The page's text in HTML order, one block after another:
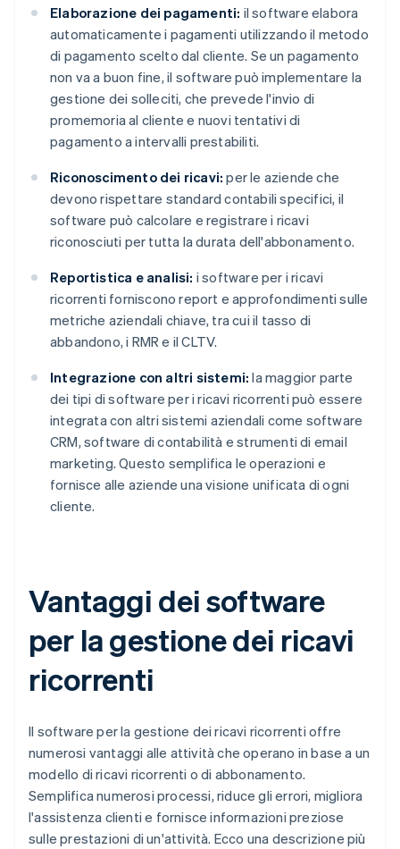
Elaborazione dei pagamenti: il software elabora
automaticamente i pagamenti utilizzando il metodo
di pagamento scelto dal cliente. Se un pagamento
non va a buon fine, il software può implementare la
gestione dei solleciti, che prevede l'invio di
promemoria al cliente e nuovi tentativi di
pagamento a intervalli prestabiliti.
Riconoscimento dei ricavi: per le aziende che
devono rispettare standard contabili specifici, il
software può calcolare e registrare i ricavi
riconosciuti per tutta la durata dell'abbonamento.
Reportistica e analisi: i software per i ricavi
ricorrenti forniscono report e approfondimenti sulle
metriche aziendali chiave, tra cui il tasso di
abbandono, i RMR e il CLTV.
Integrazione con altri sistemi: la maggior parte
dei tipi di software per i ricavi ricorrenti può essere
integrata con altri sistemi aziendali come software
CRM, software di contabilità e strumenti di email
marketing. Questo semplifica le operazioni e
fornisce alle aziende una visione unificata di ogni
cliente.
Vantaggi dei software
per la gestione dei ricavi
ricorrenti
Il software per la gestione dei ricavi ricorrenti offre
numerosi vantaggi alle attività che operano in base a un
modello di ricavi ricorrenti o di abbonamento.
Semplifica numerosi processi, riduce gli errori, migliora
l'assistenza clienti e fornisce informazioni preziose
sulle prestazioni di un'attività. Ecco una descrizione più